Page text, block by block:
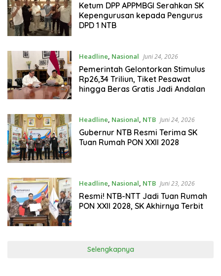
Ketum DPP APPMBGI Serahkan SK
Kepengurusan kepada Pengurus
DPD 1 NTB
Headline, Nasional Juni 24, 2026
Pemerintah Gelontorkan Stimulus
Rp26,34 Triliun, Tiket Pesawat
hingga Beras Gratis Jadi Andalan
Headline, Nasional, NTB Juni 24, 2026
Gubernur NTB Resmi Terima SK
Tuan Rumah PON XXII 2028
Headline, Nasional, NTB Juni 23, 2026
Resmi! NTB-NTT Jadi Tuan Rumah
PON XXII 2028, SK Akhirnya Terbit
Selengkapnya